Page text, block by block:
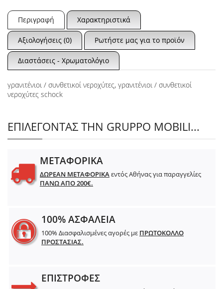
Περιγραφή Χαρακτηριστικά
Αξιολογήσεις (0) Ρωτήστε μας για το προϊόν
Διαστάσεις - Χρωματολόγιο
γρανιτένιοι / συνθετικοί νεροχύτες, γρανιτένιοι / συνθετικοί
νεροχύτες schock
ΕΠΙΛΕΓΟΝΤΑΣ ΤΗΝ GRUPPO MOBILI...
ΜΕΤΑΦΟΡΙΚΑ
ΔΩΡΕΑΝ ΜΕΤΑΦΟΡΙΚΑεντός Αθήνας για παραγγελίες
ΠΑΝΩ ΑΠΟ 200€.
100% ΑΣΦΑΛΕΙΑ
100% Διασφαλισμένες αγορές με ΠΡΩΤΟΚΟΛΛΟ
ΠΡΟΣΤΑΣΙΑΣ.
ΕΠΙΣΤΡΟΦΕΣ